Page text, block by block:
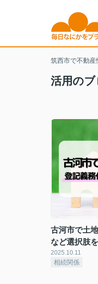
筑西市で不動
活用の
古河市で土
など選択肢
2025.10.11
相続関係